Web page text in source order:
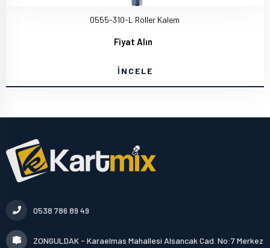
0555-310-L Roller Kalem
Fiyat Alın
İNCELE
0538 786 89 49
ZONGULDAK - Karaelmas Mahallesi Alsancak Cad. No:7 Merkez